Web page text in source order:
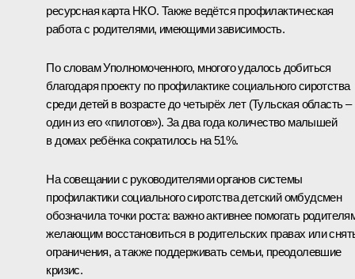
ресурсная карта НКО. Также ведётся профилактическая
работа с родителями, имеющими зависимость.
По словам Уполномоченного, многого удалось добиться
благодаря проекту по профилактике социального сиротства
среди детей в возрасте до четырёх лет (Тульская область –
один из его «пилотов»). За два года количество малышей
в домах ребёнка сократилось на 51%.
На совещании с руководителями органов системы
профилактики социального сиротства детский омбудсмен
обозначила точки роста: важно активнее помогать
желающим восстановиться в родительских правах или
ограничения, а также поддерживать семьи, преодолевшие
кризис.